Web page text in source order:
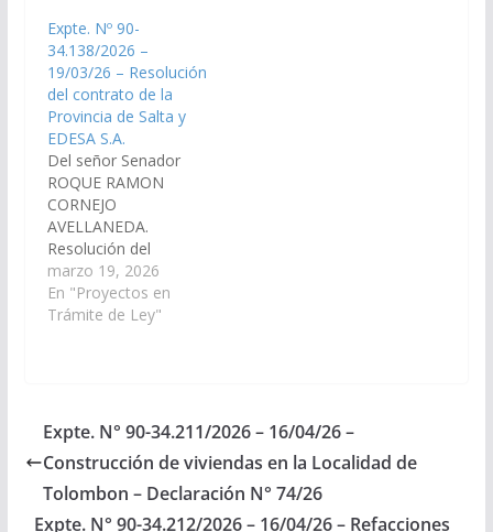
del Trabajo y Régimen
Previsional).
Proyecto De Ley EL
SENADO Y LA
CÁMARA DE
DIPUTADOS DE LA
PROVINCIA,
SANCIONAN CON
FUERZA DE LEY
Artículo 1:Modificase
el…
Expte. Nº 90-
34.138/2026 –
19/03/26 – Resolución
del contrato de la
Provincia de Salta y
EDESA S.A.
Del señor Senador
ROQUE RAMON
CORNEJO
AVELLANEDA.
Resolución del
contrato de la
Provincia de Salta y
EDESA S.A. (Expte. Nº
Previsional y a
Comisión de
Economía, Finanzas
Públicas, Hacienda y
Presupuesto).
marzo 19, 2026
En "Proyectos en
Trámite de Ley"
Expte. N° 90-34.211/2026 – 16/04/26 –
Construcción de viviendas en la Localidad de
Tolombon – Declaración N° 74/26
Expte. N° 90-34.212/2026 – 16/04/26 – Refacciones